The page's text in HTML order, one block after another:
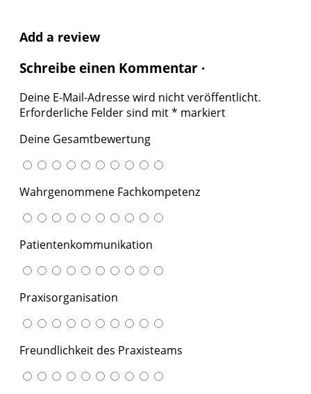
Add a review
Schreibe einen Kommentar ·
Deine E-Mail-Adresse wird nicht veröffentlicht.
Erforderliche Felder sind mit* markiert
Deine Gesamtbewertung
Wahrgenommene Fachkompetenz
Patientenkommunikation
Praxisorganisation
Freundlichkeit des Praxisteams